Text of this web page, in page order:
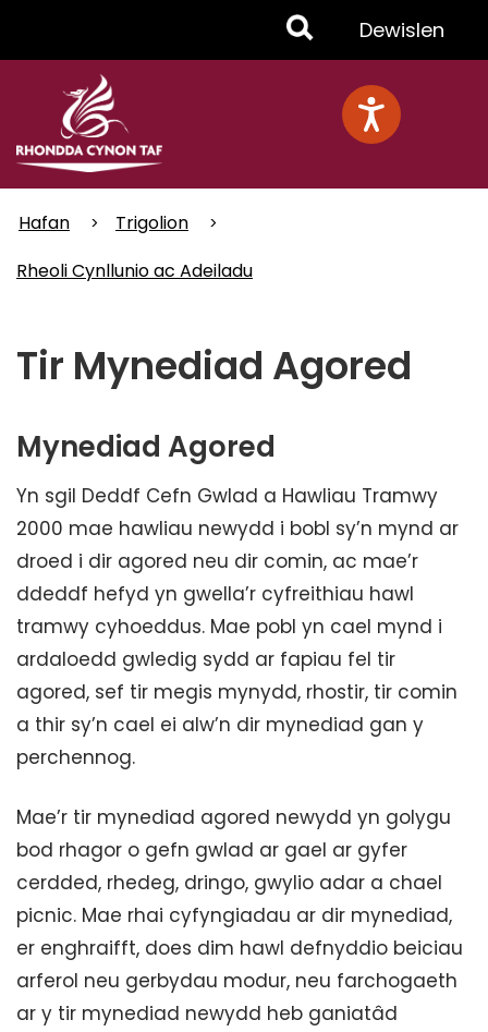
Toggle
Menu
Dewislen
Hafan
Trigolion
Rheoli Cynllunio ac Adeiladu
Tir Mynediad Agored
Mynediad Agored
Yn sgil Deddf Cefn Gwlad a Hawliau Tramwy
2000 mae hawliau newydd i bobl sy’n mynd ar
droed i dir agored neu dir comin, ac mae’r
ddeddf hefyd yn gwella’r cyfreithiau hawl
tramwy cyhoeddus. Mae pobl yn cael mynd i
ardaloedd gwledig sydd ar fapiau fel tir
agored, sef tir megis mynydd, rhostir, tir comin
a thir sy’n cael ei alw’n dir mynediad gan y
perchennog.
Mae’r tir mynediad agored newydd yn golygu
bod rhagor o gefn gwlad ar gael ar gyfer
cerdded, rhedeg, dringo, gwylio adar a chael
picnic. Mae rhai cyfyngiadau ar dir mynediad,
er enghraifft, does dim hawl defnyddio beiciau
arferol neu gerbydau modur, neu farchogaeth
ar y tir mynediad newydd heb ganiatâd